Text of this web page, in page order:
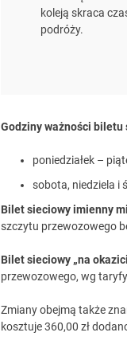
koleją skraca
podróży.
Godziny ważności
poniedziałek –
sobota, niedziela i
Bilet sieciowy imienny
szczytu przewozowego
Bilet sieciowy „na
przewozowego, wg
Zmiany obejmą także
kosztuje 360,00 zł